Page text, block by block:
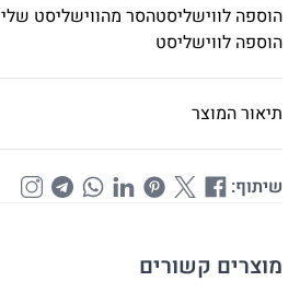
הוספה לווישליסטהסר מהווישליסט שלי
הוספה לווישליסט
תיאור המוצר
שיתוף:
מוצרים קשורים